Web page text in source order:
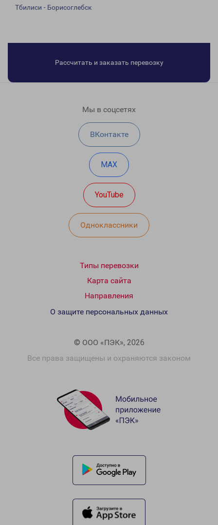
Тбилиси - Борисоглебск
Рассчитать и заказать перевозку
Мы в соцсетях
ВКонтакте
MAX
YouTube
Одноклассники
Типы перевозки
Карта сайта
Направления
© ООО «ПЭК», 2026
Все права защищены и охраняются законом
О защите персональных данных